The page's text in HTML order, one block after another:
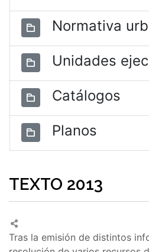
Normativa
Unidades
Catálogos
Planos
TEXTO 2013
Tras la emisión de distintos